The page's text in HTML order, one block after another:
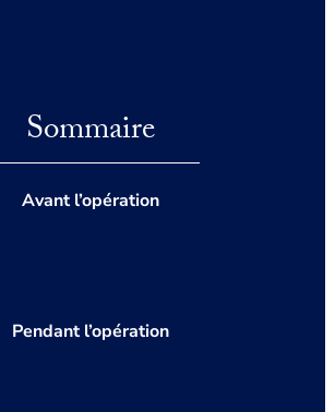
Sommaire
Avant l’opération
Pendant l’opération